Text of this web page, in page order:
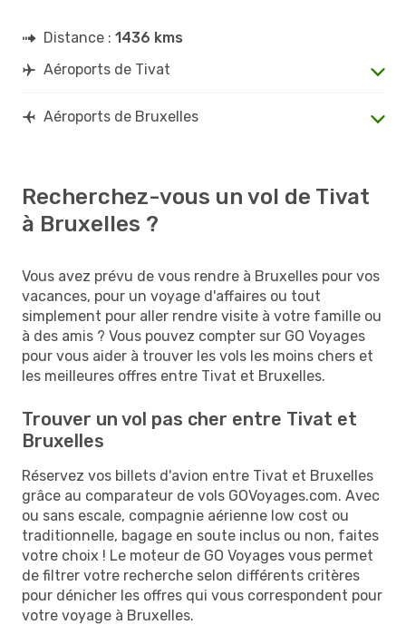
Distance : 1436 kms
Aéroports de Tivat
Aéroports de Bruxelles
Recherchez-vous un vol de Tivat
à Bruxelles ?
Vous avez prévu de vous rendre à Bruxelles pour vos
vacances, pour un voyage d'affaires ou tout
simplement pour aller rendre visite à votre famille ou
à des amis ? Vous pouvez compter sur GO Voyages
pour vous aider à trouver les vols les moins chers et
les meilleures offres entre Tivat et Bruxelles.
Trouver un vol pas cher entre Tivat et
Bruxelles
Réservez vos billets d'avion entre Tivat et Bruxelles
grâce au comparateur de vols GOVoyages.com. Avec
ou sans escale, compagnie aérienne low cost ou
traditionnelle, bagage en soute inclus ou non, faites
votre choix ! Le moteur de GO Voyages vous permet
de filtrer votre recherche selon différents critères
pour dénicher les offres qui vous correspondent pour
votre voyage à Bruxelles.